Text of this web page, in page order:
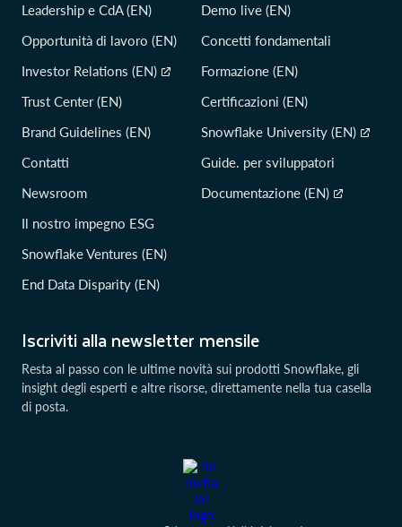
Iscriviti alla newsletter mensile
Resta al passo con le ultime novità sui prodotti Snowflake, gli
insight degli esperti e altre risorse, direttamente nella tua casella
di posta.
Leadership e CdA (EN)
Opportunità di lavoro (EN)
Investor Relations (EN)
Trust Center (EN)
Brand Guidelines (EN)
Contatti
Newsroom
Il nostro impegno ESG
Snowflake Ventures (EN)
End Data Disparity (EN)
Demo live (EN)
Concetti fondamentali
Formazione (EN)
Certificazioni (EN)
Snowflake University (EN)
Guide. per sviluppatori
Documentazione (EN)